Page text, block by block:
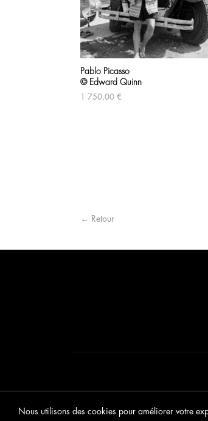
Pablo Picasso
© Edward Quinn
1 750,00 €
← Retour
Nous utilisons des cookies pour améliorer votre